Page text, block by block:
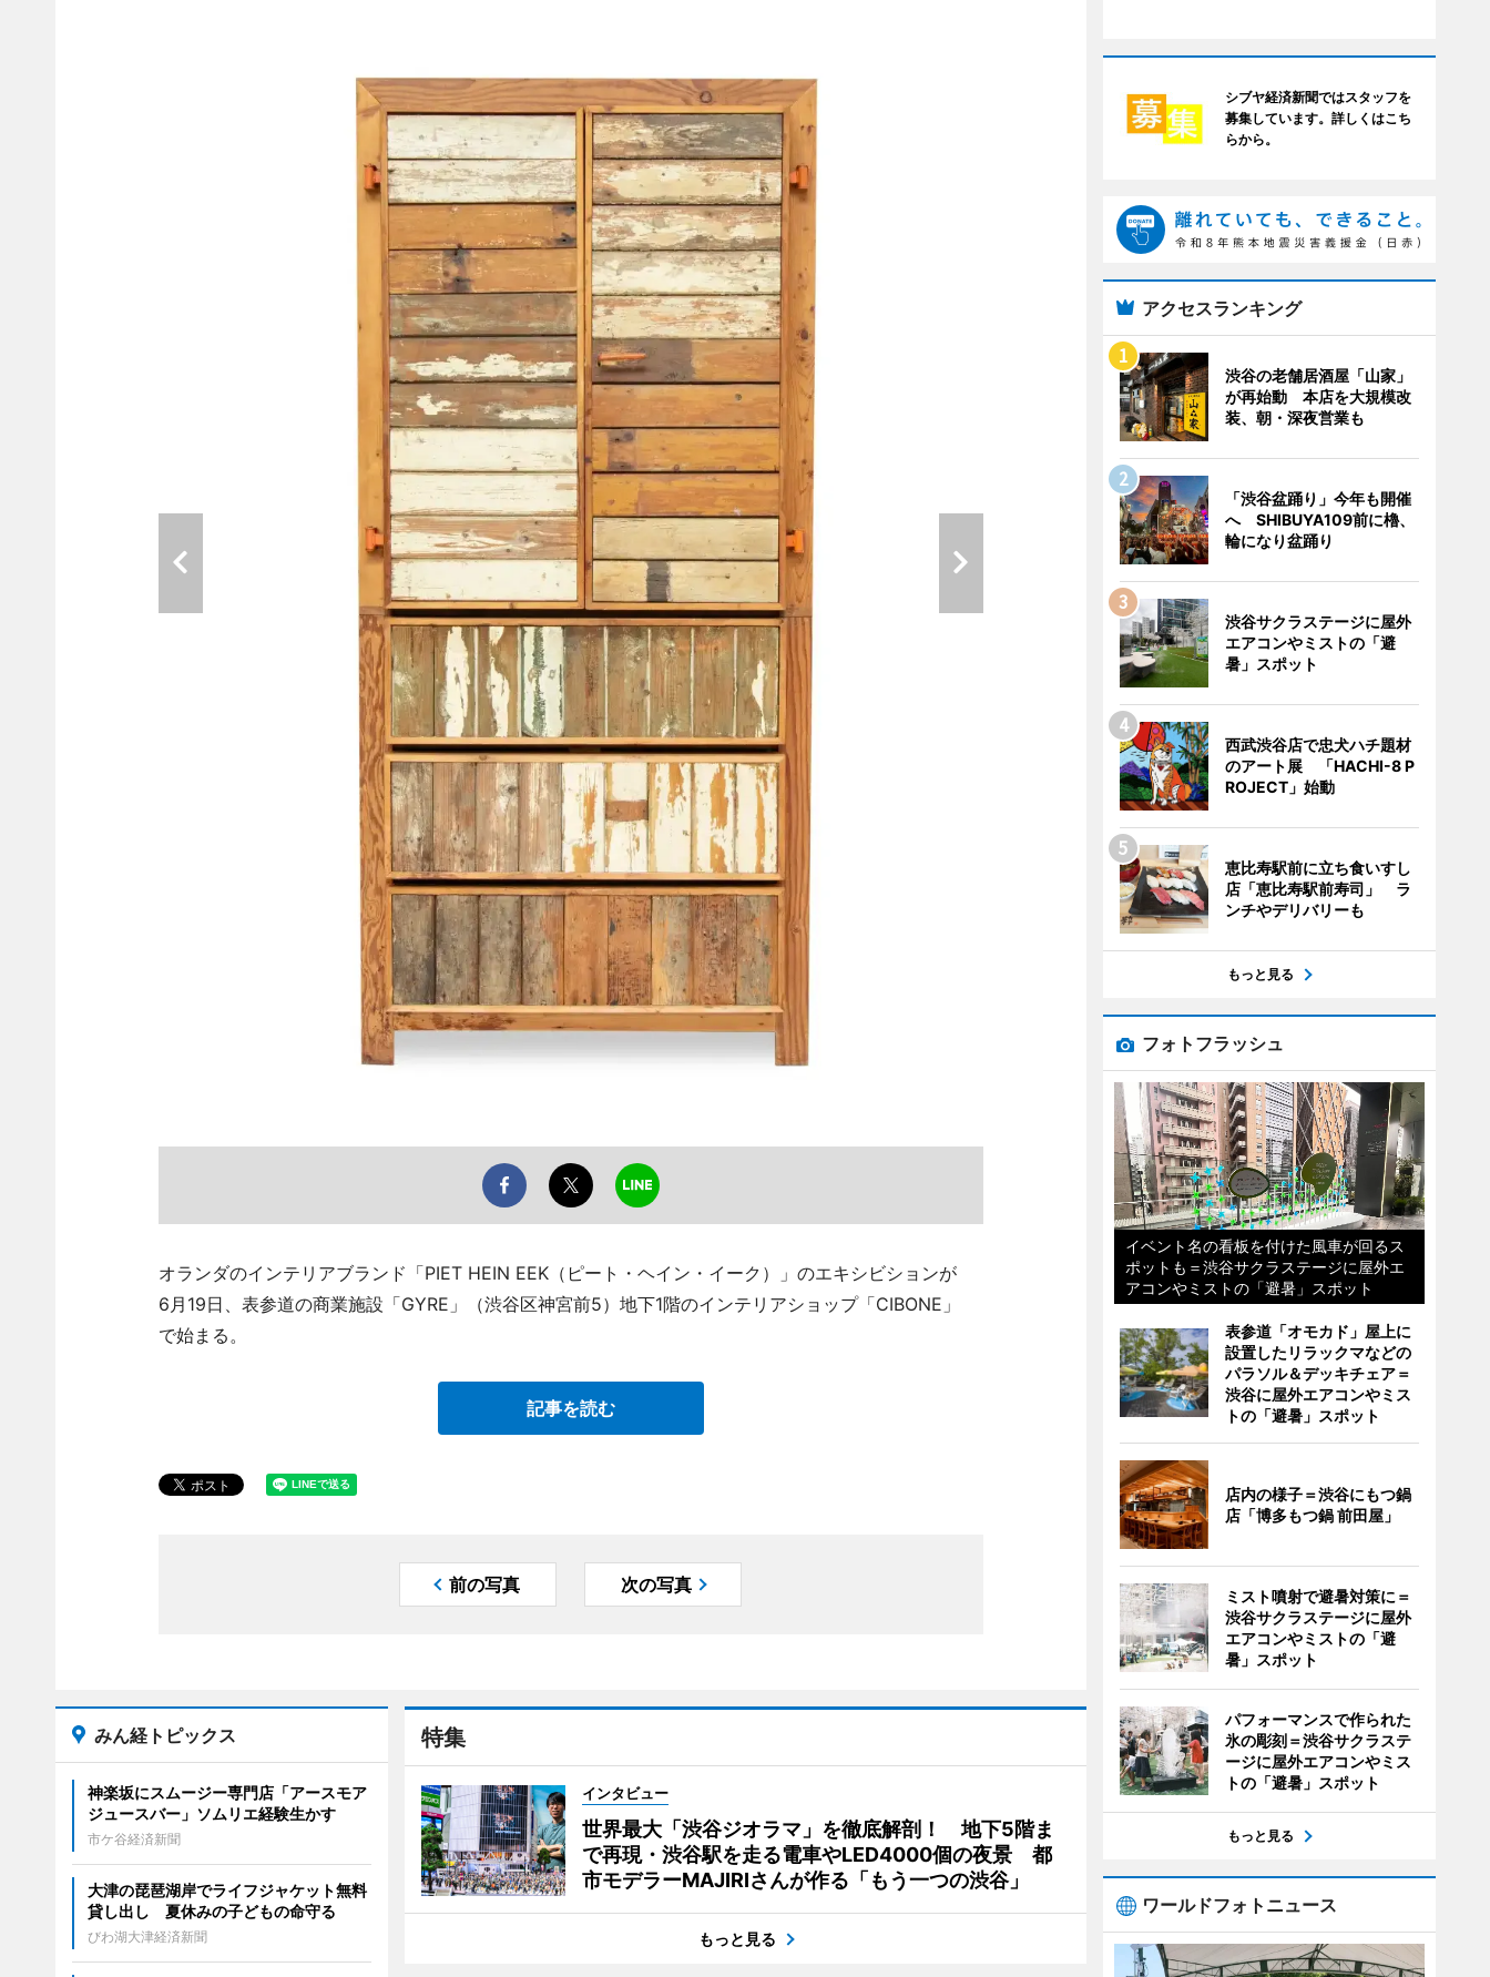
オランダのインテリアブランド「PIET HEIN EEK（ピート・ヘイン・イーク）」のエキシビションが
6月19日、表参道の商業施設「GYRE」（渋谷区神宮前5）地下1階のインテリアショップ「CIBONE」
で始まる。
記事を読む
前の写真 次の写真
特集
インタビュー
世界最大「渋谷ジオラマ」を徹底解剖！ 地下5階ま
で再現・渋谷駅を走る電車やLED4000個の夜景 都
市モデラーMAJIRIさんが作る「もう一つの渋谷」
もっと見る
みん経トピックス
神楽坂にスムージー専門店「アースモア
ジュースバー」ソムリエ経験生かす
市ケ谷経済新聞
大津の琵琶湖岸でライフジャケット無料
貸し出し 夏休みの子どもの命守る
びわ湖大津経済新聞
シブヤ経済新聞ではスタッフを
募集しています。詳しくはこち
らから。
アクセスランキング
渋谷の老舗居酒屋「山家」
が再始動 本店を大規模改
装、朝・深夜営業も
「渋谷盆踊り」今年も開催
へ SHIBUYA109前に櫓、
輪になり盆踊り
渋谷サクラステージに屋外
エアコンやミストの「避
暑」スポット
西武渋谷店で忠犬ハチ題材
のアート展 「HACHI-8 P
ROJECT」始動
恵比寿駅前に立ち食いすし
店「恵比寿駅前寿司」 ラ
ンチやデリバリーも
もっと見る
フォトフラッシュ
イベント名の看板を付けた風車が回るス
ポットも＝渋谷サクラステージに屋外エ
アコンやミストの「避暑」スポット
表参道「オモカド」屋上に
設置したリラックマなどの
パラソル＆デッキチェア＝
渋谷に屋外エアコンやミス
トの「避暑」スポット
店内の様子＝渋谷にもつ鍋
店「博多もつ鍋 前田屋」
ミスト噴射で避暑対策に＝
渋谷サクラステージに屋外
エアコンやミストの「避
暑」スポット
パフォーマンスで作られた
氷の彫刻＝渋谷サクラステ
ージに屋外エアコンやミス
トの「避暑」スポット
もっと見る
ワールドフォトニュース